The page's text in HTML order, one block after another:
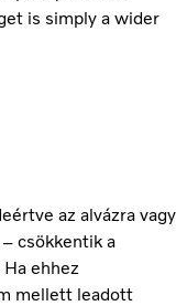
is simply a wider
az alvázra vagy
csökkentik a
Ha ehhez
mellett leadott